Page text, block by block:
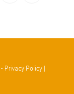
Privacy Policy |